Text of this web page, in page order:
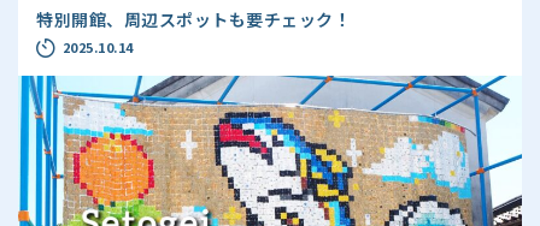
特別開館、周辺スポットも要チェック！
2025.10.14